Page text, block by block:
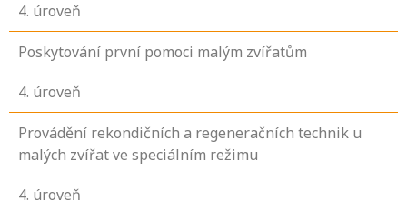
4. úroveň
Poskytování první pomoci malým zvířatům
4. úroveň
Provádění rekondičních a regeneračních technik u
malých zvířat ve speciálním režimu
4. úroveň